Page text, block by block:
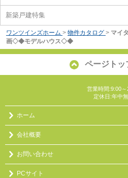
新築戸建特集
ワンツインズホーム > 物件カタログ > マイ
画◇◆モデルハウス◇◆
ページトッ
営業時間:9:00～
定休日:年中
ホーム
会社概要
お問い合わせ
PCサイト